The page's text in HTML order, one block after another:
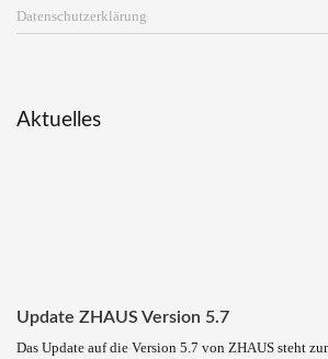
Datenschutzerklärung
Aktuelles
Update ZHAUS Version 5.7
Das Update auf die Version 5.7 von ZHAUS steht